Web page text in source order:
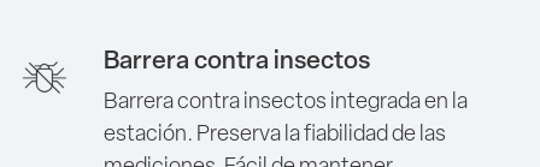
Barrera contra insectos
Barrera contra insectos integrada en la
estación. Preserva la fiabilidad de las